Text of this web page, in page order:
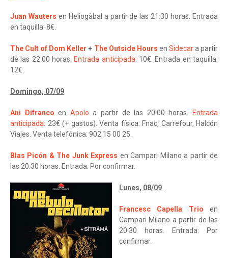
Juan Wauters en Heliogàbal a partir de las 21:30 horas. Entrada
en taquilla: 8€.
The Cult of Dom Keller + The Outside Hours en Sidecara partir
de las 22:00 horas. Entrada anticipada: 10€. Entrada en taquilla:
12€.
Domingo, 07/09
Ani Difranco en Apolo a partir de las 20:00 horas.
Entrada
anticipada: 23€ (+ gastos). Venta física: Fnac, Carrefour, Halcón
Viajes. Venta telefónica: 902 15 00 25.
Blas Picón & The Junk Express en Campari Milano a partir de
las 20:30 horas. Entrada: Por confirmar.
Lunes, 08/09
Francesc Capella Trio
en
Campari Milano a partir de las
20:30 horas. Entrada: Por
confirmar.